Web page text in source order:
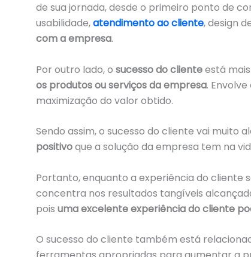
de sua jornada, desde o primeiro ponto de
usabilidade,atendimento ao cliente, design
com a empresa.
Por outro lado, o sucesso do clienteestá
os produtos ou serviços da empresa.
maximização do valor obtido.
Sendo assim, o sucesso do cliente vai muito
positivoque a solução da empresa tem na
Portanto, enquanto a experiência do cliente
concentra nos resultados tangíveis
pois uma excelente experiência do cliente
O sucesso do cliente também está